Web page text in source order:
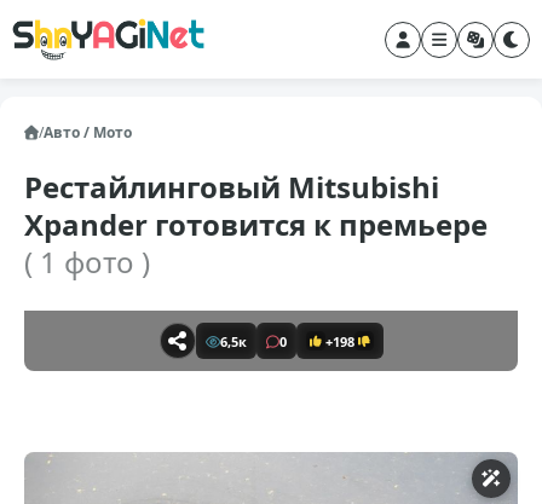
/Авто / Мото
Рестайлинговый Mitsubishi
Xpander готовится к премьере
( 1 фото )
6,5к 0 +198